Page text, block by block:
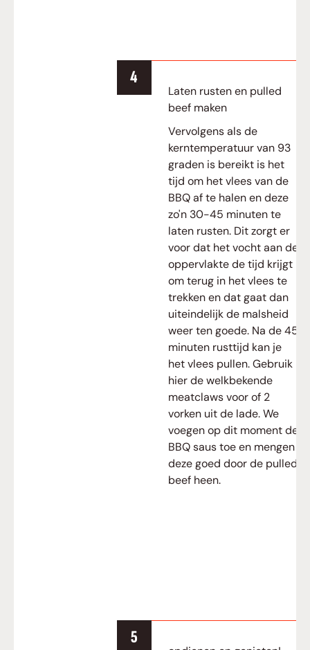
Laten rusten en pulled
beef maken
Vervolgens als de
kerntemperatuur van 93
graden is bereikt is het
tijd om het vlees van de
BBQ af te halen en deze
zo'n 30-45 minuten te
laten rusten. Dit zorgt er
voor dat het vocht aan de
oppervlakte de tijd krijgt
om terug in het vlees te
trekken en dat gaat dan
uiteindelijk de malsheid
weer ten goede. Na de 45
minuten rusttijd kan je
het vlees pullen. Gebruik
hier de welkbekende
meatclaws voor of 2
vorken uit de lade. We
voegen op dit moment de
BBQ saus toe en mengen
deze goed door de pulled
beef heen.